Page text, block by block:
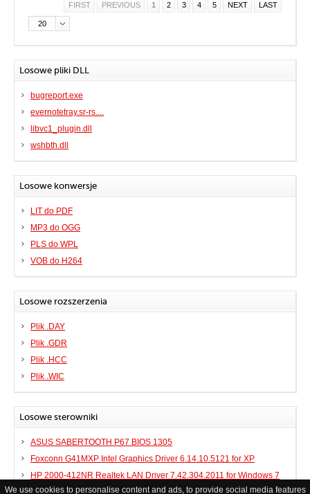
We use cookies to personalise content and ads, to provide social media features
FIRST PREVIOUS 1 2 3 4 5 NEXT LAST
20
Losowe pliki DLL
bugreport.exe
evernotetray.sr-rs....
libvc1_plugin.dll
wshbth.dll
Losowe konwersje
LIT do PDF
MP3 do OGG
PLS do WPL
VOB do H264
Losowe rozszerzenia
Plik .DAY
Plik .GDR
Plik .HCC
Plik .WIC
Losowe sterowniki
ASUS SABERTOOTH P67 BIOS 1305
Foxconn G41MXP Intel Graphics Driver 6.14.10.5121 for XP
HP 2000-412NR Realtek LAN Driver 7.42.304.2011 for Windows 7